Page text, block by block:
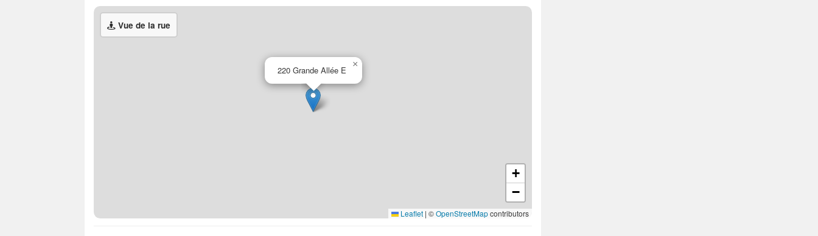
Vue de la rue
220 Grande Allée E
×
+
−
Leaflet | ©OpenStreetMapcontributors